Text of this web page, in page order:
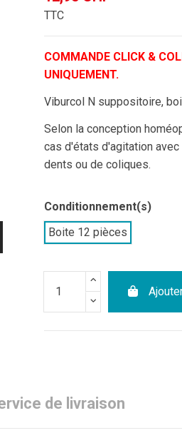
TTC
COMMANDE CLICK &
UNIQUEMENT.
Viburcol N suppositoire,
Selon la conception
cas d'états d'agitation
dents ou de coliques.
Conditionnement(s)
Boite 12 pièces
de livraison